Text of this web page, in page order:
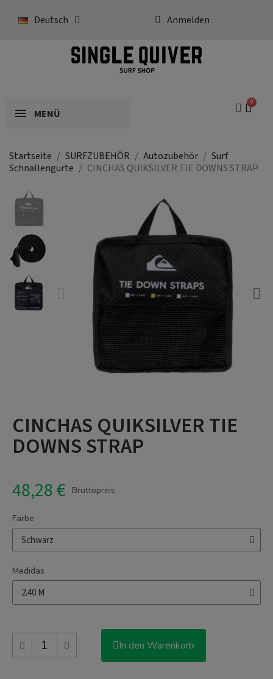
Deutsch Anmelden
MENÜ
Startseite SURFZUBEHÖR Autozubehör
Surf
Schnallengurte
CINCHAS QUIKSILVER TIE DOWNS STRAP
CINCHAS QUIKSILVER TIE
DOWNS STRAP
48,28 € Bruttopreis
Farbe
Medidas
In den Warenkorb